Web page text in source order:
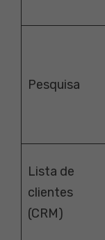
Pesquisa
Lista de
clientes
(CRM)